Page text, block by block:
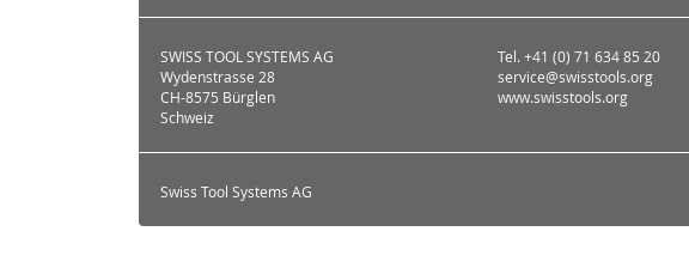
SWISS TOOL SYSTEMS AG
Wydenstrasse 28
CH-8575 Bürglen
Schweiz
Tel. +41 (0) 71 634 85 20
service@swisstools.org
www.swisstools.org
Swiss Tool Systems AG